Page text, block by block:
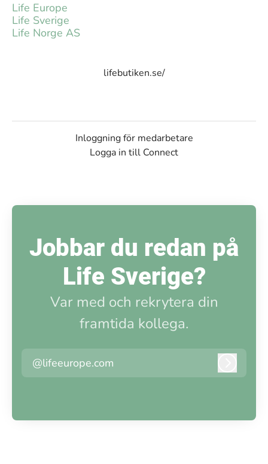
Life Europe
Life Sverige
Life Norge AS
lifebutiken.se/
Inloggning för medarbetare
Logga in till Connect
Jobbar du redan på
Life Sverige?
Var med och rekrytera din
framtida kollega.
@lifeeurope.com